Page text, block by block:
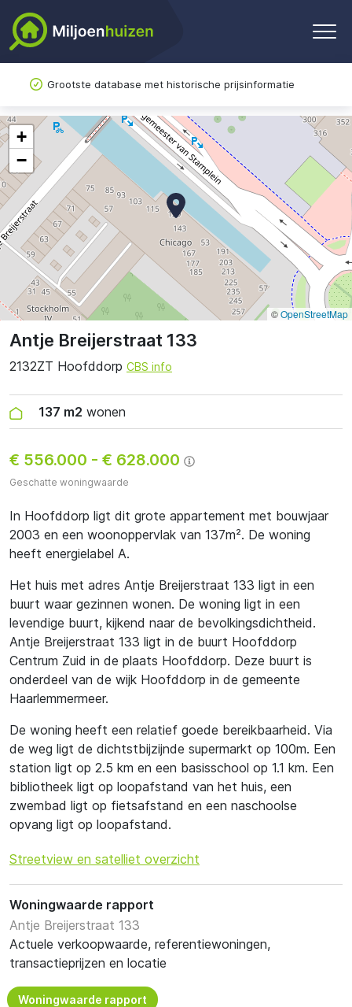
Grootste database met historische prijsinformatie
Antje Breijerstraat 133
2132ZT Hoofddorp CBS info
137 m2 wonen
€ 556.000 - € 628.000
Geschatte woningwaarde
In Hoofddorp ligt dit grote appartement met bouwjaar
2003 en een woonoppervlak van 137m². De woning
heeft energielabel A.
Het huis met adres Antje Breijerstraat 133 ligt in een
buurt waar gezinnen wonen. De woning ligt in een
levendige buurt, kijkend naar de bevolkingsdichtheid.
Antje Breijerstraat 133 ligt in de buurt Hoofddorp
Centrum Zuid in de plaats Hoofddorp. Deze buurt is
onderdeel van de wijk Hoofddorp in de gemeente
Haarlemmermeer.
De woning heeft een relatief goede bereikbaarheid. Via
de weg ligt de dichtstbijzijnde supermarkt op 100m. Een
station ligt op 2.5 km en een basisschool op 1.1 km. Een
bibliotheek ligt op loopafstand van het huis, een
zwembad ligt op fietsafstand en een naschoolse
opvang ligt op loopafstand.
Streetview en satelliet overzicht
Woningwaarde rapport
Antje Breijerstraat 133
Actuele verkoopwaarde, referentiewoningen,
transactieprijzen en locatie
Woningwaarde rapport
+
−
©OpenStreetMap